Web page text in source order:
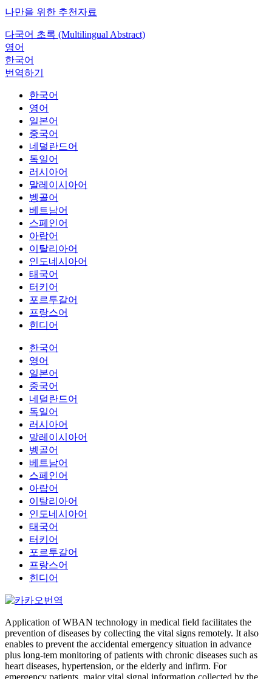
나만을 위한 추천자료
다국어 초록 (Multilingual Abstract)
영어
한국어
번역하기
한국어
영어
일본어
중국어
네덜란드어
독일어
러시아어
말레이시아어
벵골어
베트남어
스페인어
아랍어
이탈리아어
인도네시아어
태국어
터키어
포르투갈어
프랑스어
힌디어
한국어
영어
일본어
중국어
네덜란드어
독일어
러시아어
말레이시아어
벵골어
베트남어
스페인어
아랍어
이탈리아어
인도네시아어
태국어
터키어
포르투갈어
프랑스어
힌디어
Application of WBAN technology in medical field facilitates the
prevention of diseases by collecting the vital signs remotely. It also
enables to prevent the accidental emergency situation in advance
plus long-tem monitoring of patients with chronic diseases such as
heart diseases, hypertension, or the elderly and infirm. For
emergency patients, major vital signal information collected by the